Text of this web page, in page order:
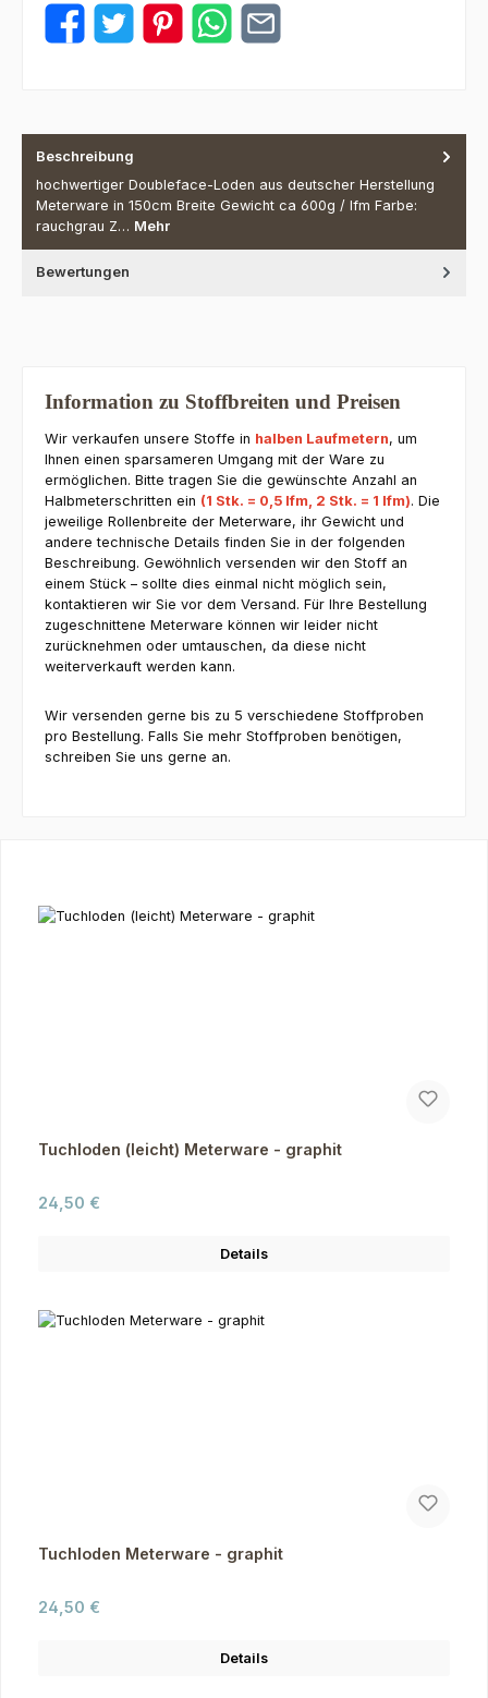
Beschreibung
hochwertiger Doubleface-Loden aus deutscher Herstellung
Meterware in 150cm Breite Gewicht ca 600g / lfm Farbe:
rauchgrau Z… Mehr
Bewertungen
Information zu Stoffbreiten und Preisen
Wir verkaufen unsere Stoffe in halben Laufmetern, um
Ihnen einen sparsameren Umgang mit der Ware zu
ermöglichen. Bitte tragen Sie die gewünschte Anzahl an
Halbmeterschritten ein (1 Stk. = 0,5 lfm, 2 Stk. = 1 lfm). Die
jeweilige Rollenbreite der Meterware, ihr Gewicht und
andere technische Details finden Sie in der folgenden
Beschreibung. Gewöhnlich versenden wir den Stoff an
einem Stück – sollte dies einmal nicht möglich sein,
kontaktieren wir Sie vor dem Versand. Für Ihre Bestellung
zugeschnittene Meterware können wir leider nicht
zurücknehmen oder umtauschen, da diese nicht
weiterverkauft werden kann.
Wir versenden gerne bis zu 5 verschiedene Stoffproben
pro Bestellung. Falls Sie mehr Stoffproben benötigen,
schreiben Sie uns gerne an.
Tuchloden (leicht) Meterware - graphit
Regulärer Preis:
24,50 €
Details
Tuchloden Meterware - graphit
Regulärer Preis:
24,50 €
Details